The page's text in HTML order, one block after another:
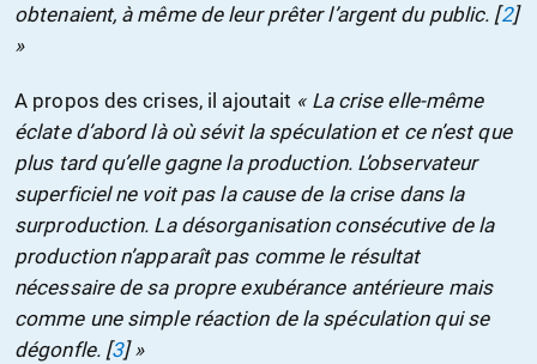
obtenaient, à même de leur prêter l’argent du public. [2]
»
A propos des crises, il ajoutait « La crise elle-même
éclate d’abord là où sévit la spéculation et ce n’est que
plus tard qu’elle gagne la production. L’observateur
superficiel ne voit pas la cause de la crise dans la
surproduction. La désorganisation consécutive de la
production n’apparaît pas comme le résultat
nécessaire de sa propre exubérance antérieure mais
comme une simple réaction de la spéculation qui se
dégonfle.[3]»